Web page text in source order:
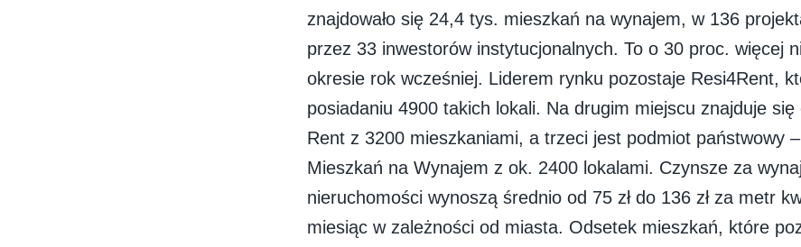
znajdowało się 24,4 tys. mieszkań na wynajem, w 136
przez 33 inwestorów instytucjonalnych. To o 30 proc. więcej
okresie rok wcześniej. Liderem rynku pozostaje Resi4Rent,
posiadaniu 4900 takich lokali. Na drugim miejscu znajduje
Rent z 3200 mieszkaniami, a trzeci jest podmiot państwowy
Mieszkań na Wynajem z ok. 2400 lokalami. Czynsze za
nieruchomości wynoszą średnio od 75 zł do 136 zł za metr
miesiąc w zależności od miasta. Odsetek mieszkań, które